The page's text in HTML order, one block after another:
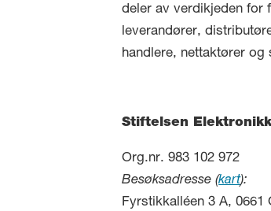
deler av verdikjeden for
leverandører,
handlere, nettaktører og
Stiftelsen
Org.nr. 983 102 972
Besøksadresse (kart):
Fyrstikkalléen 3 A, 0661